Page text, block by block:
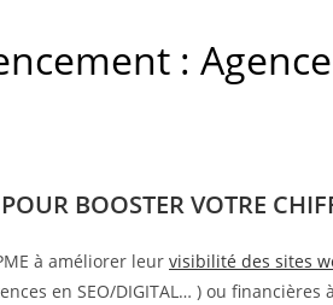
:
BOOSTER VOTRE
à améliorer leur visibilité des sites
en SEO/DIGITAL… ) ou